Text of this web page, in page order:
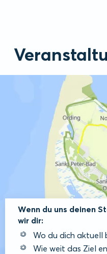
Wenn du uns deinen
wir dir:
Wo du dich aktuell
Wie weit das Ziel